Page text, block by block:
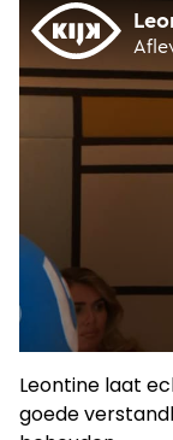
Leontine laat
goede